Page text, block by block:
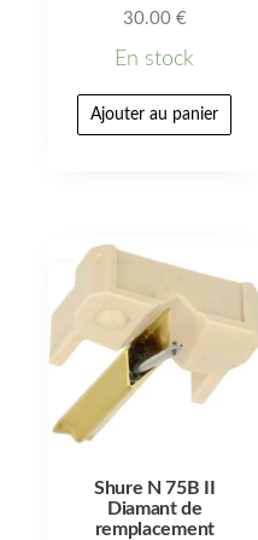
30.00 €
En stock
Ajouter au panier
Shure N 75B II
Diamant de
remplacement